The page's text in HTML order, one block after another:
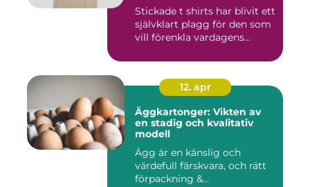
Stickade t shirts har blivit ett
självklart plagg för den som
vill förenkla vardagens...
12. apr
Äggkartonger: Vikten av
en stadig och kvalitativ
modell
Ägg är en känslig och
värdefull färskvara, och rätt
förpackning &...